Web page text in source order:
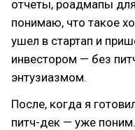
отчеты, роадмапы
понимаю, что такое
ушел в стартап и
инвестором — без
энтузиазмом.
После, когда я
питч-дек — уже